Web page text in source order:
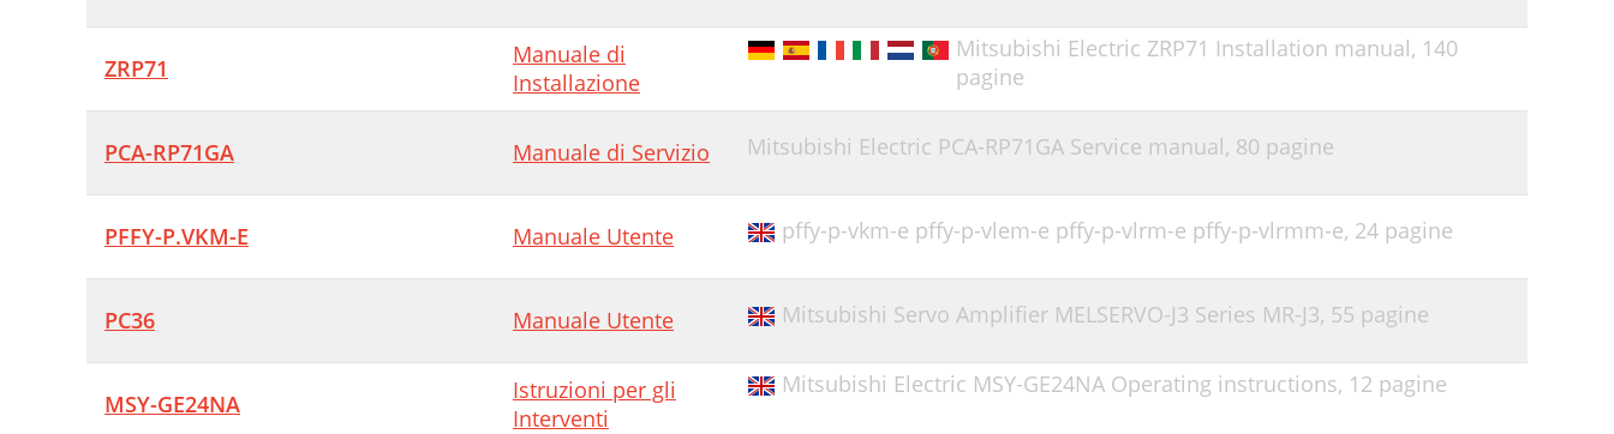
ZRP71
Manuale di
Installazione
Mitsubishi Electric ZRP71 Installation manual, 140
pagine
PCA-RP71GA Manuale di Servizio Mitsubishi Electric PCA-RP71GA Service manual, 80 pagine
PFFY-P.VKM-E Manuale Utente pffy-p-vkm-e pffy-p-vlem-e pffy-p-vlrm-e pffy-p-vlrmm-e, 24 pagine
PC36 Manuale Utente Mitsubishi Servo Amplifier MELSERVO-J3 Series MR-J3, 55 pagine
MSY-GE24NA
Istruzioni per gli
Interventi
Mitsubishi Electric MSY-GE24NA Operating instructions, 12 pagine